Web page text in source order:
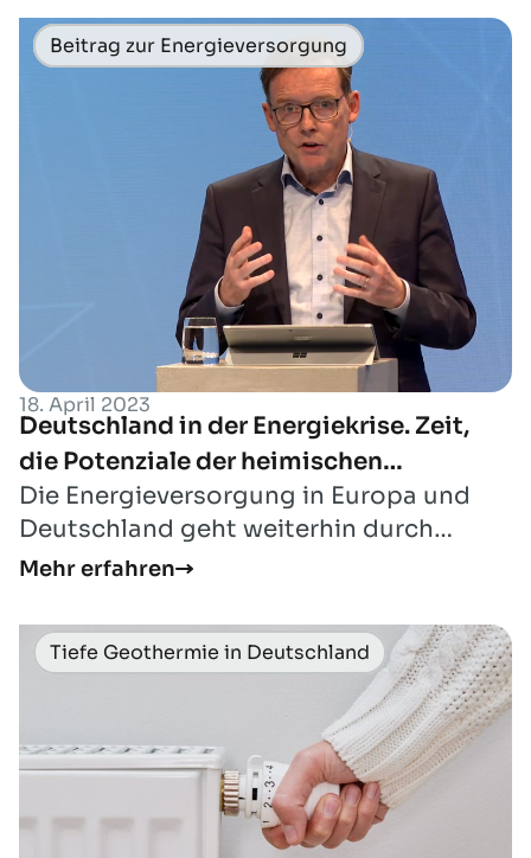
Beitrag zur Energieversorgung
18. April 2023
Deutschland in der Energiekrise. Zeit,
die Potenziale der heimischen
Förderindustrie zu nutzen.
Die Energieversorgung in Europa und
Deutschland geht weiterhin durch
schwierige Zeiten – zwar scheint sich die
Mehr erfahren
Tiefe Geothermie in Deutschland